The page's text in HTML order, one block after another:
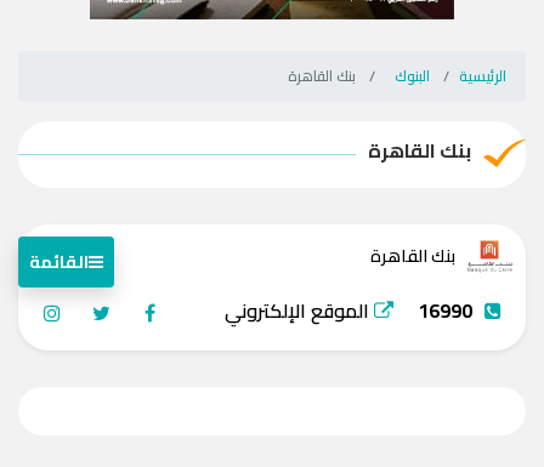
الرئيسية البنوك بنك القاهرة
بنك القاهرة
بنك القاهرة القائمة
16990 الموقع الإلكتروني